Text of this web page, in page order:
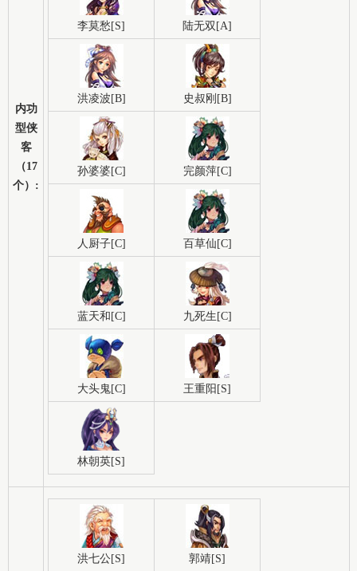
内功
型侠
客
（17
个）:
李莫愁[S] 陆无双[A]
洪凌波[B] 史叔刚[B]
孙婆婆[C] 完颜萍[C]
人厨子[C] 百草仙[C]
蓝天和[C] 九死生[C]
大头鬼[C] 王重阳[S]
林朝英[S]
洪七公[S] 郭靖[S]